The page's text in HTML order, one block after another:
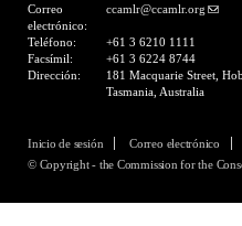
Correo
electrónico:
ccamlr@ccamlr.org
Teléfono:
+61 3 6210 1111
Facsímil:
+61 3 6224 8744
Dirección:
181 Macquarie Street,
Tasmania, Australia
Inicio de sesión Correo electrónico
© Copyright - the Commission for the